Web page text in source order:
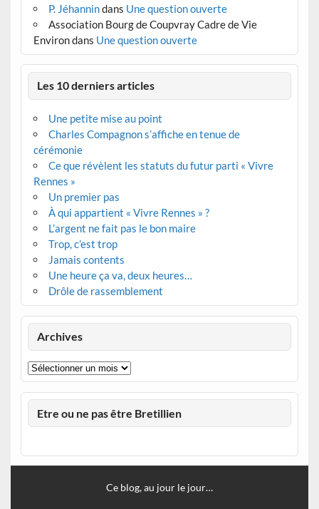
P. Jéhannindans Une question ouverte
Association Bourg de Coupvray Cadre de Vie
Environdans Une question ouverte
Les 10 derniers articles
Une petite mise au point
Charles Compagnon s’affiche en tenue de
cérémonie
Ce que révèlent les statuts du futur parti « Vivre
Rennes »
Un premier pas
À qui appartient « Vivre Rennes » ?
L’argent ne fait pas le bon maire
Trop, c’est trop
Jamais contents
Une heure ça va, deux heures…
Drôle de rassemblement
Archives
Archives
Etre ou ne pas être Bretillien
Ce blog, au jour le jour…